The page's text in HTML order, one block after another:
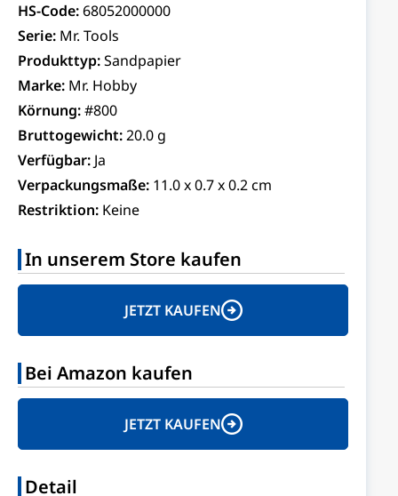
HS-Code:68052000000
Serie: Mr. Tools
Produkttyp:Sandpapier
Marke: Mr. Hobby
Körnung:#800
Bruttogewicht:20.0 g
Verfügbar: Ja
Verpackungsmaße: 11.0 x 0.7 x 0.2 cm
Restriktion: Keine
In unserem Store kaufen
JETZT KAUFEN
Bei Amazon kaufen
JETZT KAUFEN
Detail